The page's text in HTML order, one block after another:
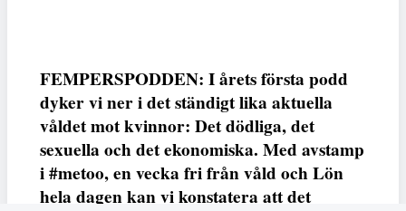
FEMPERSPODDEN: I årets första podd
dyker vi ner i det ständigt lika aktuella
våldet mot kvinnor: Det dödliga, det
sexuella och det ekonomiska. Med avstamp
i #metoo, en vecka fri från våld och Lön
hela dagen kan vi konstatera att det